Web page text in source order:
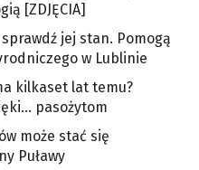
[ZDJĘCIA]
jej stan. Pomogą
w Lublinie
kilkaset lat temu?
pasożytom
może stać się
Puławy